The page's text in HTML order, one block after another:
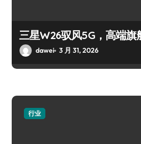
三星W26驭风5G，高端旗
dawei 3 月 31, 2026
行业